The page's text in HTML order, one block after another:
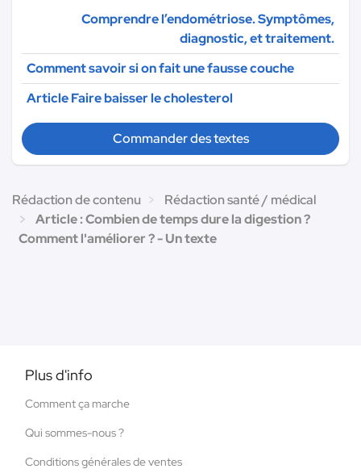
Comprendre l’endométriose. Symptômes,
diagnostic, et traitement.
Comment savoir si on fait une fausse couche
Article Faire baisser le cholesterol
Commander des textes
Rédaction de contenu
Rédaction santé / médical
Article : Combien de temps dure la digestion ?
Comment l'améliorer ? - Un texte
Plus d'info
Comment ça marche
Qui sommes-nous ?
Conditions générales de ventes